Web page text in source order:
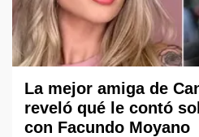
La mejor amiga de
reveló qué le contó
con Facundo Moyano